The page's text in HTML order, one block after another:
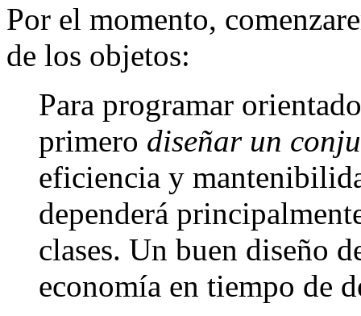
Por el momento,
de los objetos:
Para programar
primero diseñar un
eficiencia y
dependerá
clases. Un buen diseño
economía en tiempo de